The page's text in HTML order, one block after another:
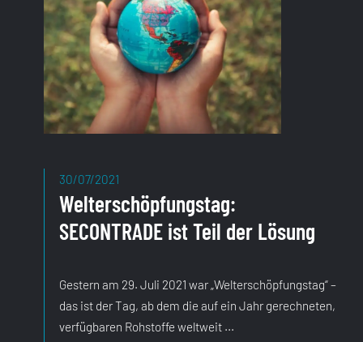
30/07/2021
Welterschöpfungstag:
SECONTRADE ist Teil der Lösung
Gestern am 29. Juli 2021 war „Welterschöpfungstag“ –
das ist der Tag, ab dem die auf ein Jahr gerechneten,
verfügbaren Rohstoffe weltweit ...